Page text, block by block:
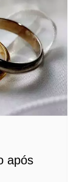
após